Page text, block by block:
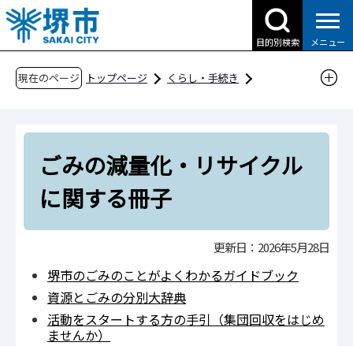
こ
の
ペ
目的別検索 メニュー
現在のページ トップページ
くらし・手続き
ごみの減量化・リサイクルに関する各種調査結
果・資料（事業概要も含む）
ごみの減量化・リサイクルに関する冊子・パン
フレット
ごみの減量化・リサイクル
に関する冊子
更新日：2026年5月28日
堺市のごみのことがよくわかるガイドブック
資源とごみの分別大辞典
活動をスタートする方の手引（集団回収をはじめ
ませんか）